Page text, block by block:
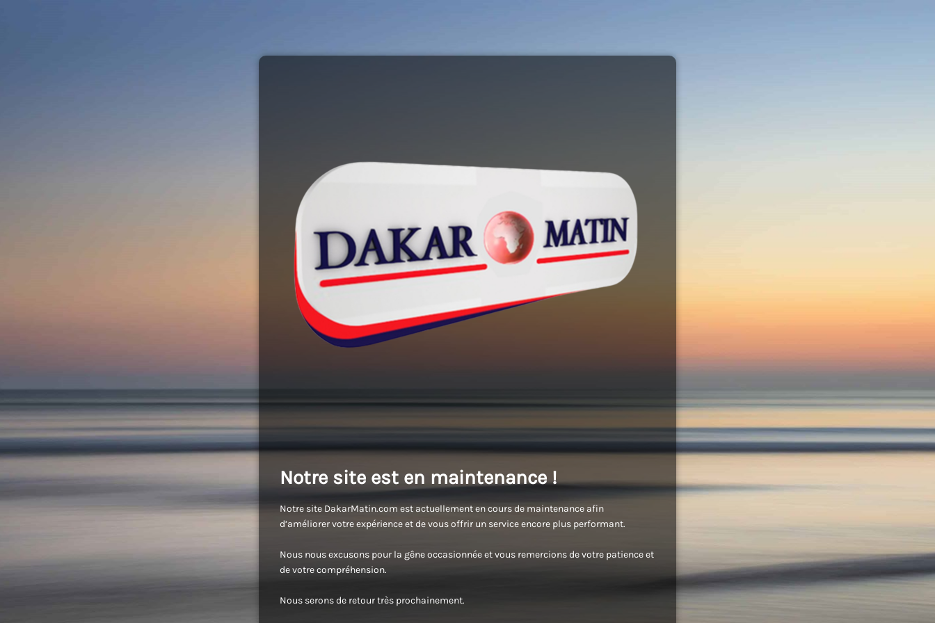
Notre site est en maintenance !
Notre site DakarMatin.com est actuellement en cours de maintenance afin
d’améliorer votre expérience et de vous offrir un service encore plus performant.
Nous nous excusons pour la gêne occasionnée et vous remercions de votre patience et
de votre compréhension.
Nous serons de retour très prochainement.